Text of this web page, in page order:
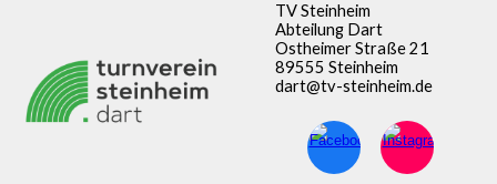
TV Steinheim
Abteilung Dart
Ostheimer Straße 21
89555 Steinheim
dart@tv-steinheim.de